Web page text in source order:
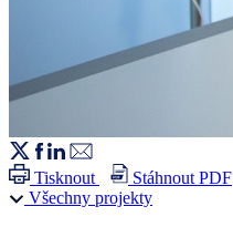
Tisknout
Stáhnout PDF
Všechny projekty